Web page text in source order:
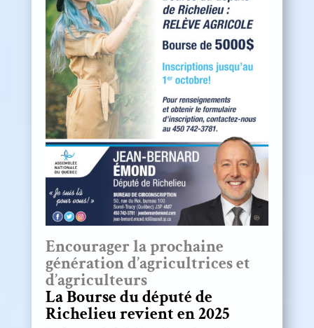
Encourager la prochaine
génération d’agricultrices et
d’agriculteurs
La Bourse du député de
Richelieu revient en 2025